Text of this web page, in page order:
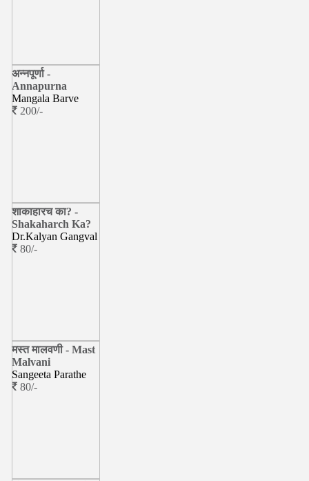
अन्नपूर्णा -
Annapurna
Mangala Barve
200/-
शाकाहारच का? -
Shakaharch Ka?
Dr.Kalyan Gangval
80/-
मस्त मालवणी - Mast
Malvani
Sangeeta Parathe
80/-